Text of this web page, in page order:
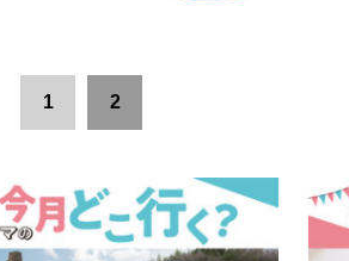
1 2